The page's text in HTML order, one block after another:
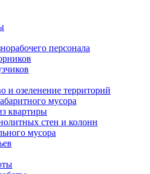
персонала
и озеленение территорий
мусора
квартиры
стен и колонн
мусора